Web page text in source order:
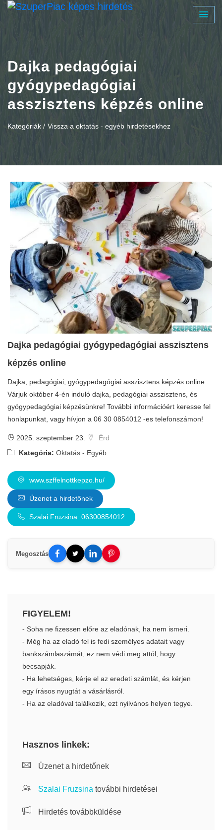
Dajka pedagógiai
gyógypedagógiai
asszisztens képzés online
Kategóriák / Vissza a oktatás - egyéb hirdetésekhez
Dajka pedagógiai gyógypedagógiai asszisztens
képzés online
Dajka, pedagógiai, gyógypedagógiai asszisztens képzés online
Várjuk október 4-én induló dajka, pedagógiai asszisztens, és
gyógypedagógiai képzésünkre! További információért keresse fel
honlapunkat, vagy hívjon a 06 30 0854012 -es telefonszámon!
2025. szeptember 23.
Érd
Kategória: Oktatás - Egyéb
www.szffelnottkepzo.hu/
Üzenet a hirdetőnek
Szalai Fruzsina: 06300854012
Megosztás
FIGYELEM!
- Soha ne fizessen előre az eladónak, ha nem ismeri.
- Még ha az eladó fel is fedi személyes adatait vagy
bankszámlaszámát, ez nem védi meg attól, hogy
becsapják.
- Ha lehetséges, kérje el az eredeti számlát, és kérjen
egy írásos nyugtát a vásárlásról.
- Ha az eladóval találkozik, ezt nyilvános helyen tegye.
Hasznos linkek:
Üzenet a hirdetőnek
Szalai Fruzsina további hirdetései
Hirdetés továbbküldése